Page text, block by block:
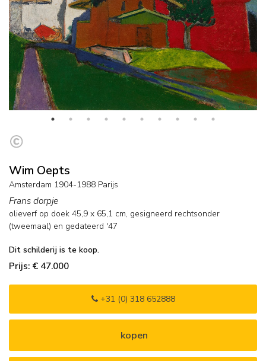
Wim Oepts
Amsterdam 1904-1988 Parijs
Frans dorpje
olieverf op doek 45,9 x 65,1 cm, gesigneerd rechtsonder
(tweemaal) en gedateerd '47
Dit schilderij is te koop.
Prijs: € 47.000
+31 (0) 318 652888
kopen